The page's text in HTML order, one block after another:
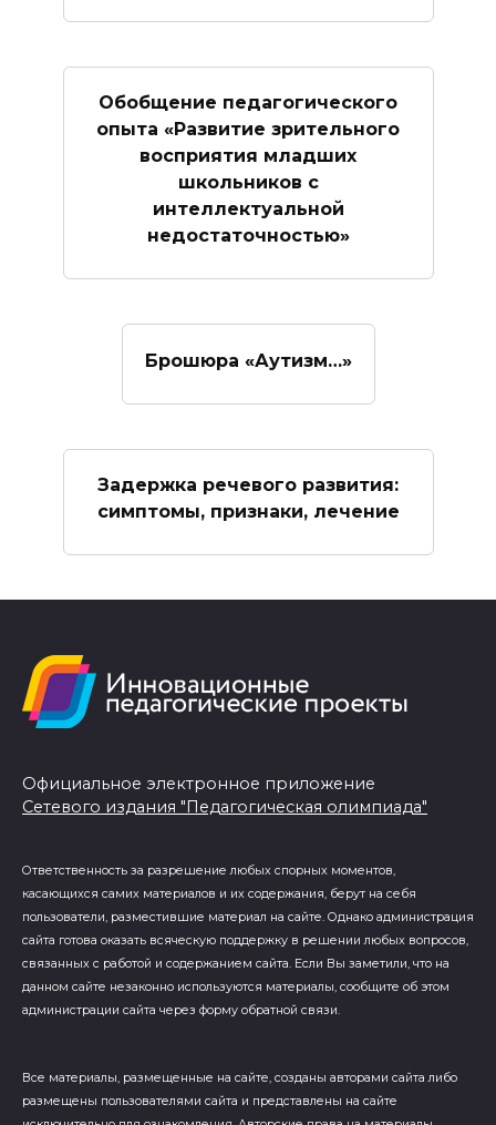
Обобщение педагогического
опыта «Развитие зрительного
восприятия младших
школьников с
интеллектуальной
недостаточностью»
Брошюра «Аутизм…»
Задержка речевого развития:
симптомы, признаки, лечение
Официальное электронное приложение
Сетевого издания "Педагогическая олимпиада"
Ответственность за разрешение любых спорных моментов,
касающихся самих материалов и их содержания, берут на себя
пользователи, разместившие материал на сайте. Однако администрация
сайта готова оказать всяческую поддержку в решении любых вопросов,
связанных с работой и содержанием сайта. Если Вы заметили, что на
данном сайте незаконно используются материалы, сообщите об этом
администрации сайта через форму обратной связи.
Все материалы, размещенные на сайте, созданы авторами сайта либо
размещены пользователями сайта и представлены на сайте